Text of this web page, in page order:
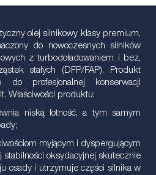
olej silnikowy klasy premium,
do nowoczesnych silników
z turbodoładowaniem i bez,
stałych (DFP/FAP). Produkt
do profesjonalnej konserwacji
Właściwości produktu:
niską lotność, a tym samym
myjącym i dyspergującym
oksydacyjnej skutecznie
osady i utrzymuje części silnika w